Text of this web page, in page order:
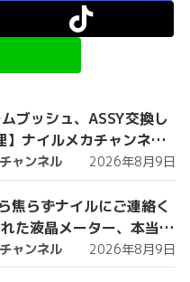
ブッシュ、ASSY交換し
ナイルメカチャンネル
ャンネル 2026年8月9日
焦らずナイルにご連絡く
た液晶メーター、本当の
修理】
ャンネル 2026年8月9日